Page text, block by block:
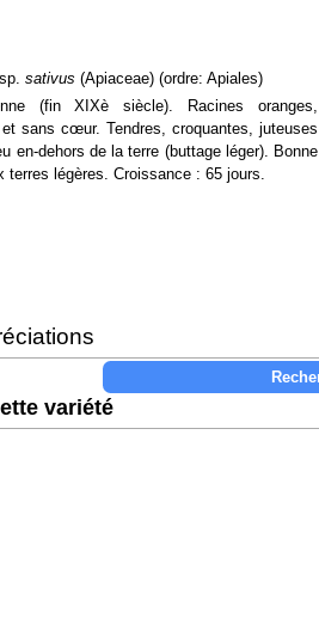
sativus (Apiaceae) (ordre: Apiales)
(fin XIXè siècle). Racines oranges,
sans cœur. Tendres, croquantes, juteuses
en-dehors de la terre (buttage léger). Bonne
terres légères. Croissance : 65 jours.
variété